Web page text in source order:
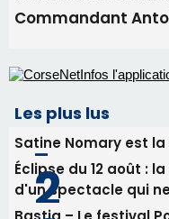
05/08/2026 09:53
procession le 14
31/07/2026 08:24
Tennis - Début ce
RCPV
31/07/2026 08:22
82ème